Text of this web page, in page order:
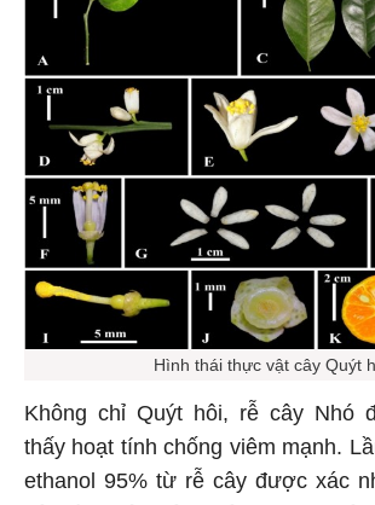
Hình thái thực vật cây Quýt
Không chỉ Quýt hôi, rễ cây Nhó
thấy hoạt tính chống viêm mạnh.
ethanol 95% từ rễ cây được xác